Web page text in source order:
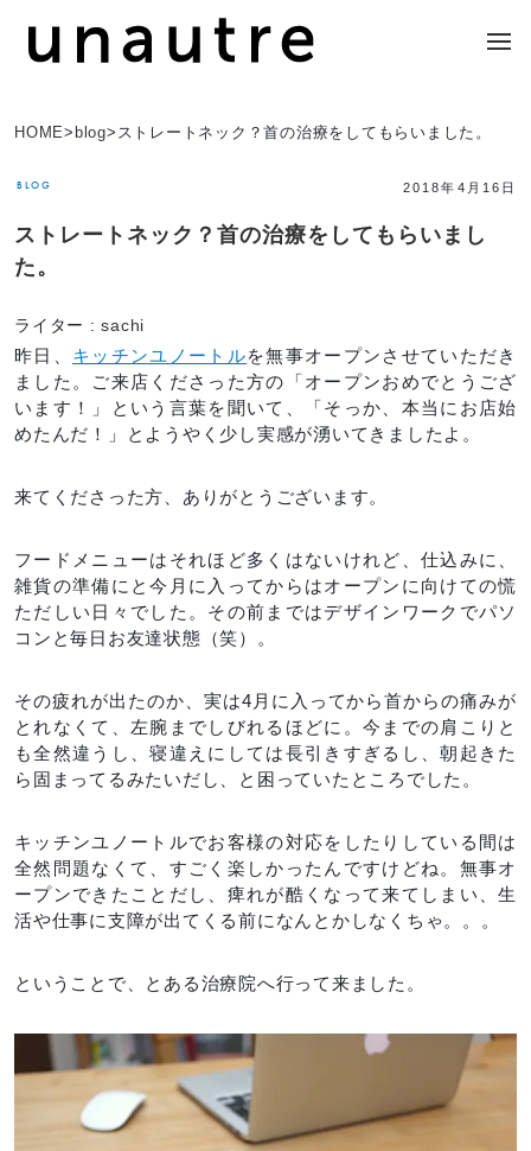
HOME> blog> ストレートネック？首の治療をしてもらいました。
BLOG 2018年4月16日
ストレートネック？首の治療をしてもらいまし
た。
ライター :sachi
昨日、 キッチンユノートルを無事オープンさせていただき
ました。ご来店くださった方の「オープンおめでとうござ
います！」という言葉を聞いて、「そっか、本当にお店始
めたんだ！」とようやく少し実感が湧いてきましたよ。
来てくださった方、ありがとうございます。
フードメニューはそれほど多くはないけれど、仕込みに、
雑貨の準備にと今月に入ってからはオープンに向けての慌
ただしい日々でした。その前まではデザインワークでパソ
コンと毎日お友達状態（笑）。
その疲れが出たのか、実は4月に入ってから首からの痛みが
とれなくて、左腕までしびれるほどに。今までの肩こりと
も全然違うし、寝違えにしては長引きすぎるし、朝起きた
ら固まってるみたいだし、と困っていたところでした。
キッチンユノートルでお客様の対応をしたりしている間は
全然問題なくて、すごく楽しかったんですけどね。無事オ
ープンできたことだし、痺れが酷くなって来てしまい、生
活や仕事に支障が出てくる前になんとかしなくちゃ。。。
ということで、とある治療院へ行って来ました。